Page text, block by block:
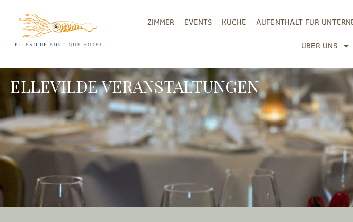
ZIMMER EVENTS KÜCHE AUFENTHALT FÜR
ÜBER UNS
ELLEVILDE VERANSTALTUNGEN